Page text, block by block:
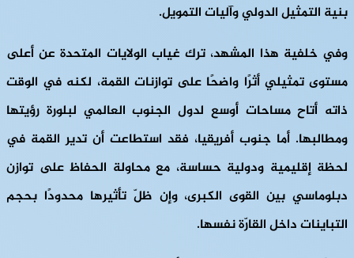
بنية التمثيل الدولي وآليات التمويل.
وفي خلفية هذا المشهد، ترك غياب الولايات المتحدة عن أعلى
مستوى تمثيلي أثرًا واضحًا على توازنات القمة، لكنه في الوقت
ذاته أتاح مساحات أوسع لدول الجنوب العالمي لبلورة رؤيتها
ومطالبها. أما جنوب أفريقيا، فقد استطاعت أن تدير القمة في
لحظة إقليمية ودولية حساسة، مع محاولة الحفاظ على توازن
دبلوماسي بين القوى الكبرى، وإن ظلّ تأثيرها محدودًا بحجم
التباينات داخل القارّة نفسها.